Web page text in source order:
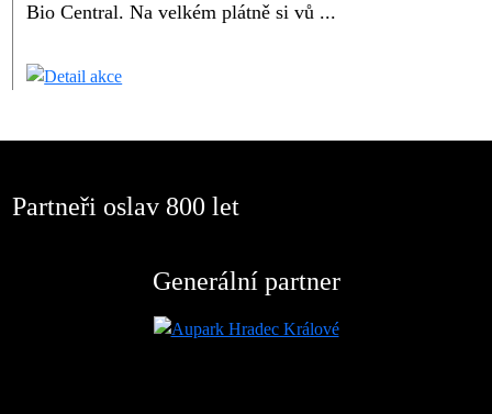
Bio Central. Na velkém plátně si vů ...
Partneři oslav 800 let
Generální partner